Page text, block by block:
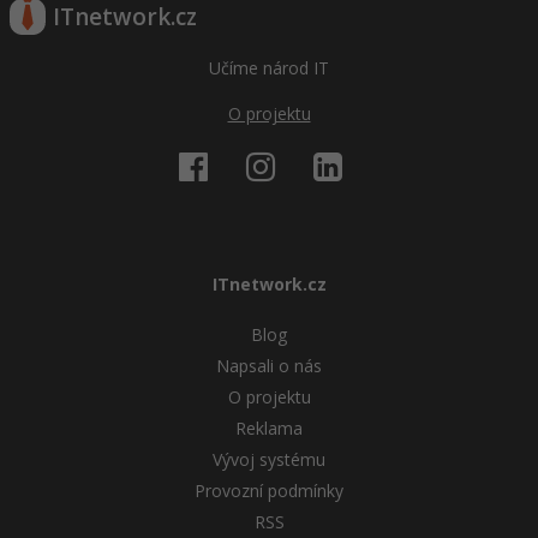
ITnetwork.cz
Učíme národ IT
O projektu
ITnetwork.cz
Blog
Napsali o nás
O projektu
Reklama
Vývoj systému
Provozní podmínky
RSS